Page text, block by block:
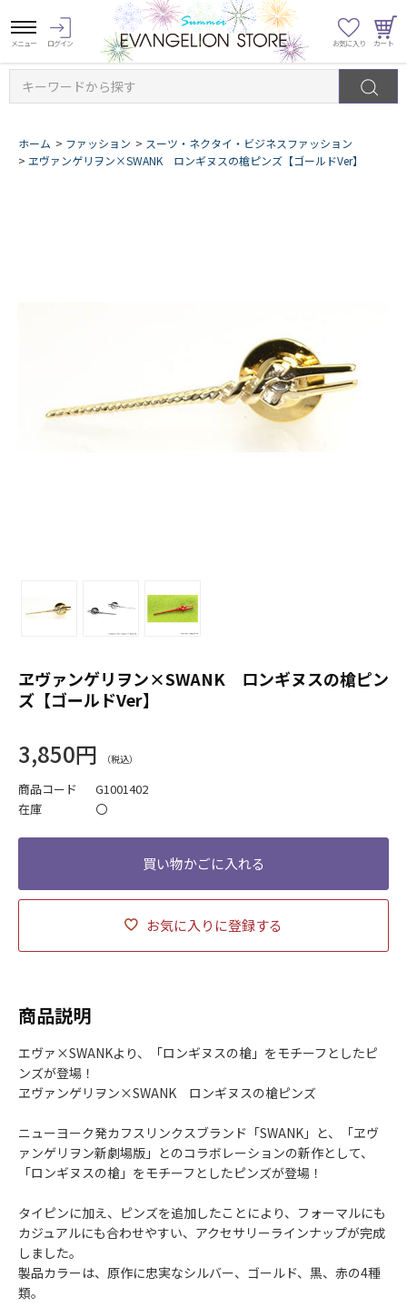
キーワードから探す
ホーム > ファッション > スーツ・ネクタイ・ビジネスファッション
> ヱヴァンゲリヲン×SWANK ロンギヌスの槍ピンズ【ゴールドVer】
ヱヴァンゲリヲン×SWANK ロンギヌスの槍ピン
ズ【ゴールドVer】
3,850円
商品コード
G1001402
在庫
〇
お気に入りに登録する
商品説明
エヴァ×SWANKより、「ロンギヌスの槍」をモチーフとしたピ
ンズが登場！
ヱヴァンゲリヲン×SWANK ロンギヌスの槍ピンズ
ニューヨーク発カフスリンクスブランド「SWANK」と、「ヱヴ
ァンゲリヲン新劇場版」とのコラボレーションの新作として、
「ロンギヌスの槍」をモチーフとしたピンズが登場！
タイピンに加え、ピンズを追加したことにより、フォーマルにも
カジュアルにも合わせやすい、アクセサリーラインナップが完成
しました。
製品カラーは、原作に忠実なシルバー、ゴールド、黒、赤の4種
類。